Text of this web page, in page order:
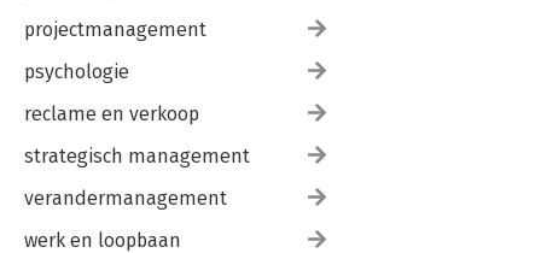
projectmanagement
psychologie
reclame en verkoop
strategisch management
verandermanagement
werk en loopbaan